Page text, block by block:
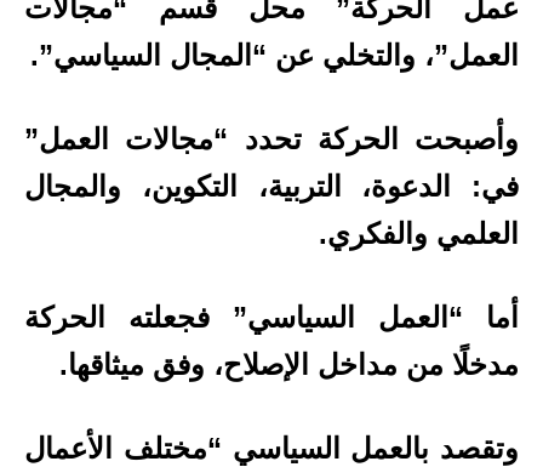
عمل الحركة” محل قسم “مجالات
العمل”، والتخلي عن “المجال السياسي”.
وأصبحت الحركة تحدد “مجالات العمل”
في: الدعوة، التربية، التكوين، والمجال
العلمي والفكري.
أما “العمل السياسي” فجعلته الحركة
مدخلًا من مداخل الإصلاح، وفق ميثاقها.
وتقصد بالعمل السياسي “مختلف الأعمال